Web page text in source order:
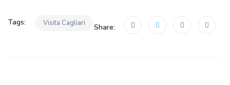
Tags: Visita Cagliari Share: